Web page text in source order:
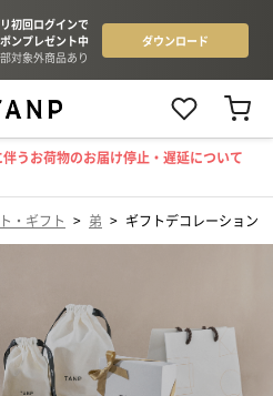
うお荷物のお届け停止・遅延について
・ギフト > 弟 > ギフトデコレーション